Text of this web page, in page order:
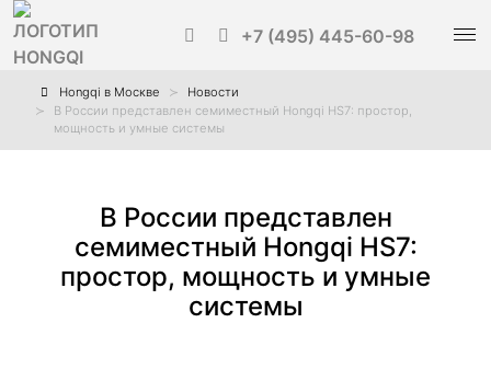
+7 (495) 445-60-98
Hongqi в Москве
Новости
В России представлен семиместный Hongqi HS7: простор,
мощность и умные системы
В России представлен
семиместный Hongqi HS7:
простор, мощность и умные
системы